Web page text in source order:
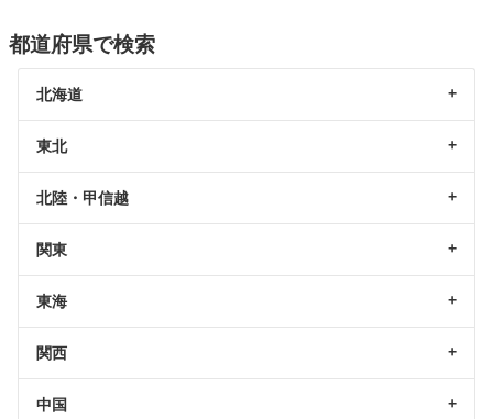
都道府県で検索
北海道
東北
北陸・甲信越
関東
東海
関西
中国